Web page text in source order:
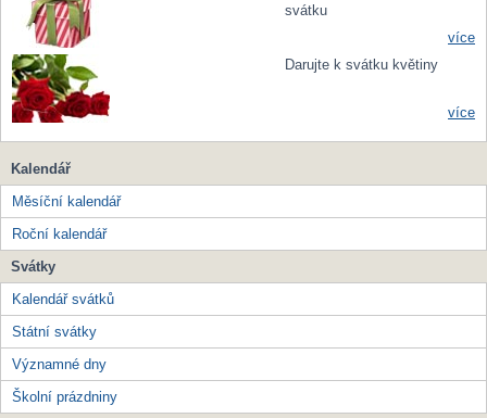
svátku
více
Darujte k svátku květiny
více
Kalendář
Měsíční kalendář
Roční kalendář
Svátky
Kalendář svátků
Státní svátky
Významné dny
Školní prázdniny